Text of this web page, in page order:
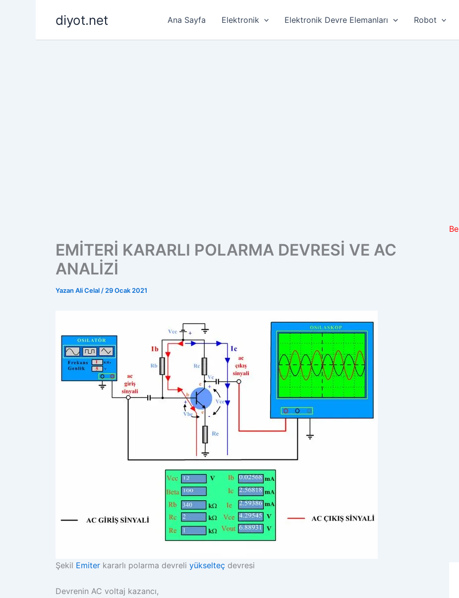
diyot.net Ana Sayfa Elektronik Elektronik Devre Elemanları Robot
EMİTERİ KARARLI POLARMA DEVRESİ VE AC
ANALİZİ
Yazan Ali Celal / 29 Ocak 2021
Şekil Emiter kararlı polarma devreli yükselteç devresi
Devrenin AC voltaj kazancı,